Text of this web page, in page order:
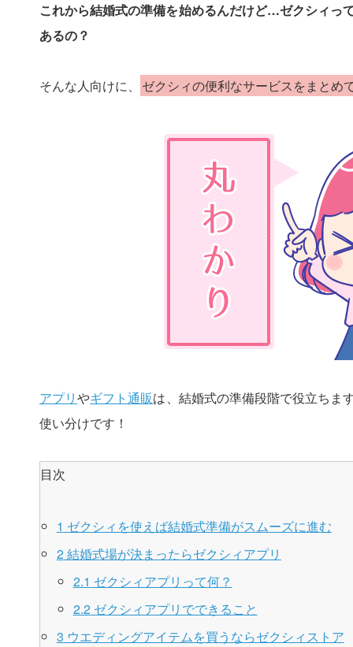
これから結婚式の準備を始めるんだけど…ゼクシィっ
あるの？
そんな人向けに、 ゼクシィの便利なサービスをまとめ
アプリやギフト通販は、結婚式の準備段階で役立ちま
使い分けです！
目次
1 ゼクシィを使えば結婚式準備がスムーズに進む
2結婚式場が決まったらゼクシィアプリ
2.1 ゼクシィアプリって何？
2.2ゼクシィアプリでできること
3 ウエディングアイテムを買うならゼクシィストア